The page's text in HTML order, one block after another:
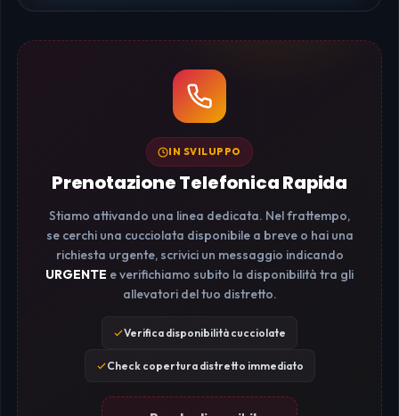
IN SVILUPPO
Prenotazione Telefonica Rapida
Stiamo attivando una linea dedicata. Nel frattempo,
se cerchi una cucciolata disponibile a breve o hai una
richiesta urgente, scrivici un messaggio indicando
URGENTE e verifichiamo subito la disponibilità tra gli
allevatori del tuo distretto.
Verifica disponibilità cucciolate
Check copertura distretto immediato